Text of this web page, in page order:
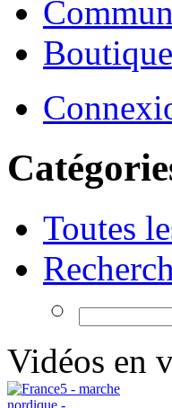
Boutique
Toutes
Vidéos en